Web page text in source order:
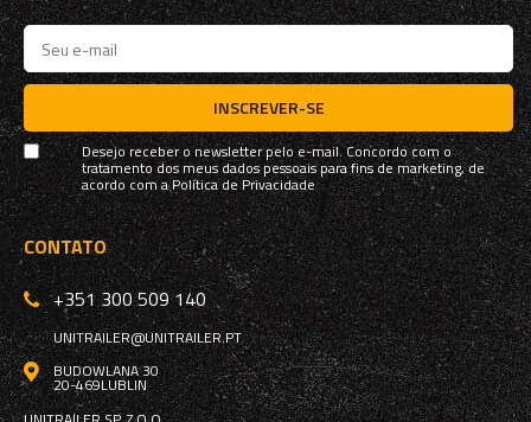
INSCREVER-SE
Desejo receber o newsletter pelo e-mail. Concordo com o
tratamento dos meus dados pessoais para fins de marketing, de
acordo com aPolítica de Privacidade
CONTATO
+351 300 509 140
UNITRAILER@UNITRAILER.PT
BUDOWLANA 30
20-469LUBLIN